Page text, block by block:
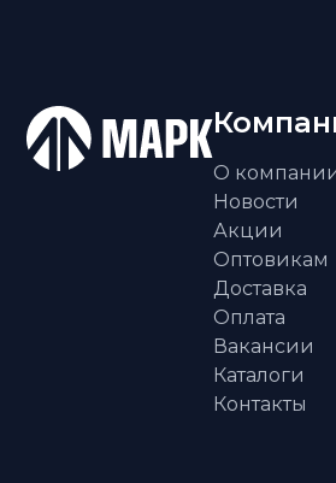
О
Новости
Акции
Оптовикам
Доставка
Оплата
Вакансии
Каталоги
Контакты